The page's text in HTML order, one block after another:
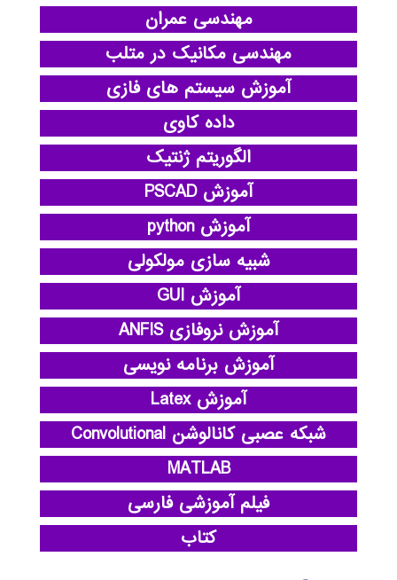
مهندسی عمران
مهندسی مکانیک در متلب
آموزش سیستم های فازی
داده کاوی
الگوریتم ژنتیک
آموزش PSCAD
آموزش python
شبیه سازی مولکولی
آموزش GUI
آموزش نروفازی ANFIS
آموزش برنامه نویسی
آموزش Latex
شبکه عصبی کانالوشن Convolutional
MATLAB
فیلم آموزشی فارسی
کتاب